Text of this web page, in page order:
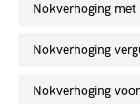
nokverhoging
nokverhoging
nokverhoging